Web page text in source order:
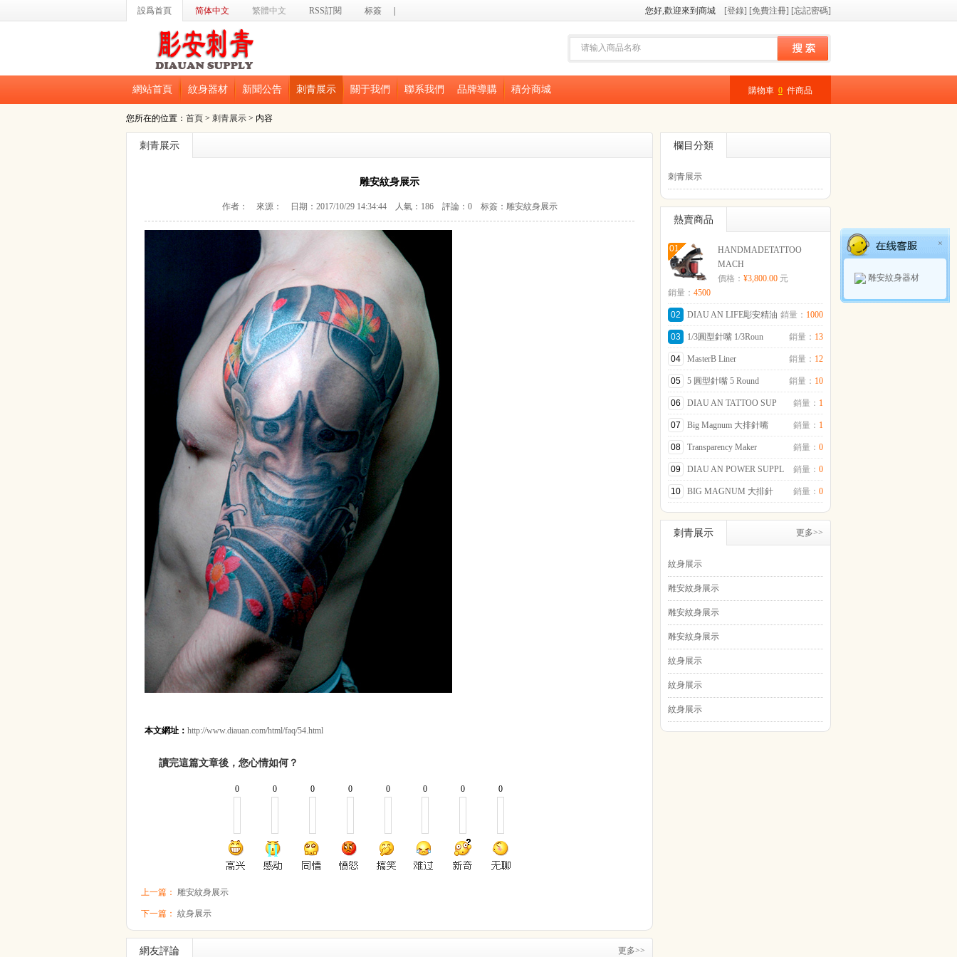
設爲首頁 简体中文 繁體中文 RSS訂閱 标簽 您好,歡迎來到商城 [登錄] [免費注冊] [忘記密碼]
網站首頁 紋身器材 新聞公告 刺青展示 關于我們 聯系我們 品牌導購 積分商城 購物車 0 件商品
您所在的位置： 首頁 > 刺青展示 > 内容
刺青展示
雕安紋身展示
作者： 來源： 日期：2017/10/29 14:34:44 人氣： 186評論： 0标簽： 雕安紋身展示
本文網址： http://www.diauan.com/html/faq/54.html
讀完這篇文章後，您心情如何？
0 0 0 0 0 0 0 0
上一篇： 雕安紋身展示
下一篇： 紋身展示
更多>>
網友評論
欄目分類
刺青展示
熱賣商品
01
HANDMADETATTOO
MACH
價格： ¥3,800.00 元
銷量： 4500
02 DIAU AN LIFE彫安精油 銷量： 1000
03 1/3圓型針嘴 1/3Roun 銷量： 13
04 MasterB Liner 銷量： 12
05 5 圓型針嘴 5 Round 銷量： 10
06 DIAU AN TATTOO SUP 銷量： 1
07 Big Magnum 大排針嘴 銷量： 1
08 Transparency Maker 銷量： 0
09 DIAU AN POWER SUPPL 銷量： 0
10 BIG MAGNUM 大排針 銷量： 0
更多>>
刺青展示
紋身展示
雕安紋身展示
雕安紋身展示
雕安紋身展示
紋身展示
紋身展示
紋身展示
×
雕安紋身器材